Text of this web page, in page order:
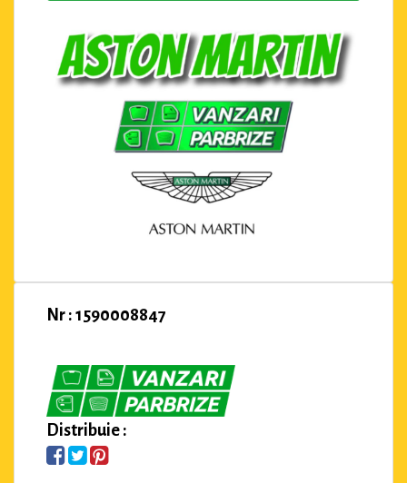
Nr : 1590008847
Distribuie :